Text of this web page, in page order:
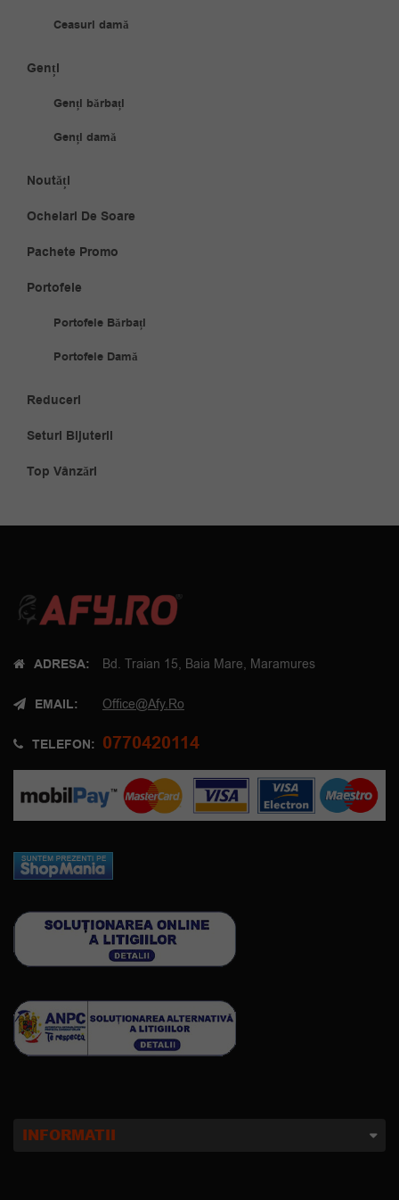
Ceasuri damă
Genți
Genți bărbați
Genți damă
Noutăți
Ochelari De Soare
Pachete Promo
Portofele
Portofele Bărbați
Portofele Damă
Reduceri
Seturi Bijuterii
Top Vânzări
ADRESA: Bd. Traian 15, Baia Mare, Maramures
EMAIL: Office@afy.ro
TELEFON: 0770420114
INFORMATII